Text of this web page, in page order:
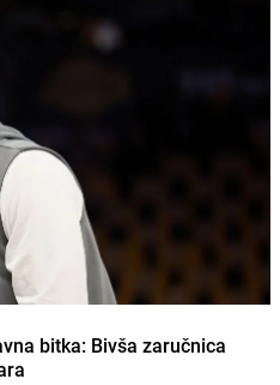
bitka: Bivša zaručnica